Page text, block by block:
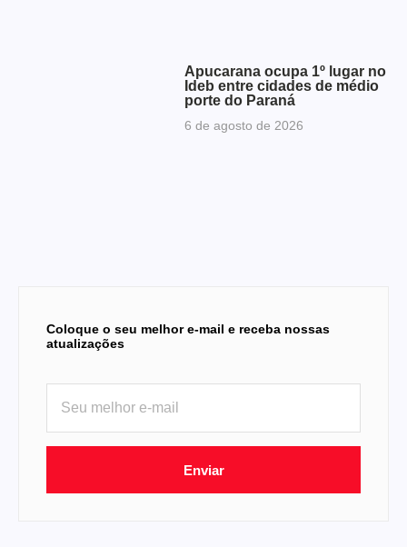
Apucarana ocupa 1º lugar no
Ideb entre cidades de médio
porte do Paraná
6 de agosto de 2026
Coloque o seu melhor e-mail e receba nossas
atualizações
Enviar